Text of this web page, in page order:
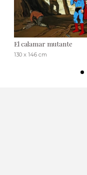
El calamar mutante
130 x 146 cm